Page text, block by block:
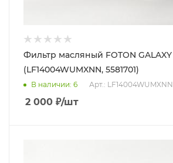
Фильтр масляный FOTON GALAXY
(LF14004WUMXNN, 5581701)
В наличии: 6 Арт.: LF14004WUMXNN
2 000 ₽/шт